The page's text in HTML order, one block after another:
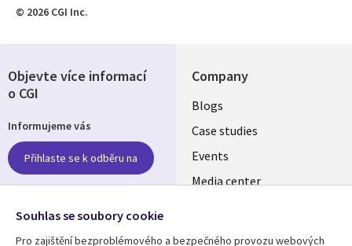
© 2026 CGI Inc.
Company
Useful
links
CZECH
REPUBLIC
Blogs
Case studies
Events
Media center
Objevte více informací
o CGI
Informujeme vás
Přihlaste se k odběru na
Follow us
Souhlas se soubory cookie
Pro zajištění bezproblémového a bezpečného provozu webových